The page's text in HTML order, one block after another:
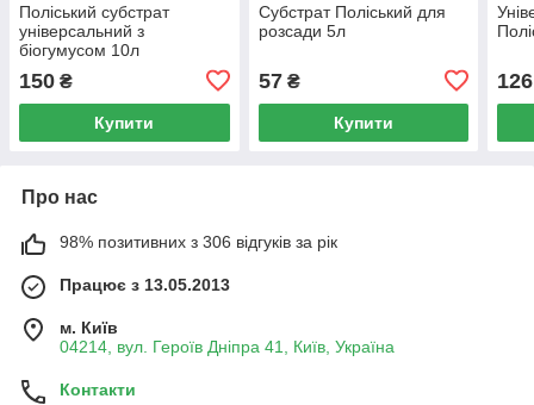
Поліський субстрат
універсальний з
біогумусом 10л
150 ₴
Купити
Субстрат Поліський для
розсади 5л
57₴
Купити
126
Про нас
98% позитивних з 306 відгуків за рік
Працює з 13.05.2013
м. Київ
04214, вул. Героїв Дніпра 41, Київ, Україна
Контакти